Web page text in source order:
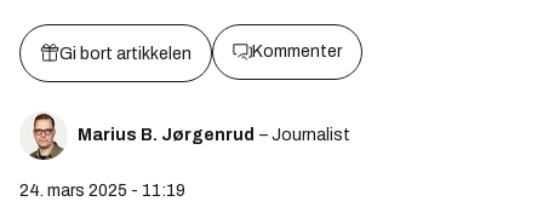
Gi bort artikkelen Kommenter
Marius B. Jørgenrud – Journalist
24. mars 2025 - 11:19